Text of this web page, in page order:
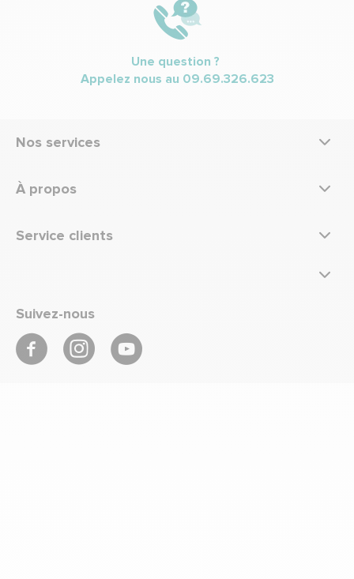
Une question ?
Appelez nous au 09.69.326.623
Nos services
À propos
Service clients
Suivez-nous